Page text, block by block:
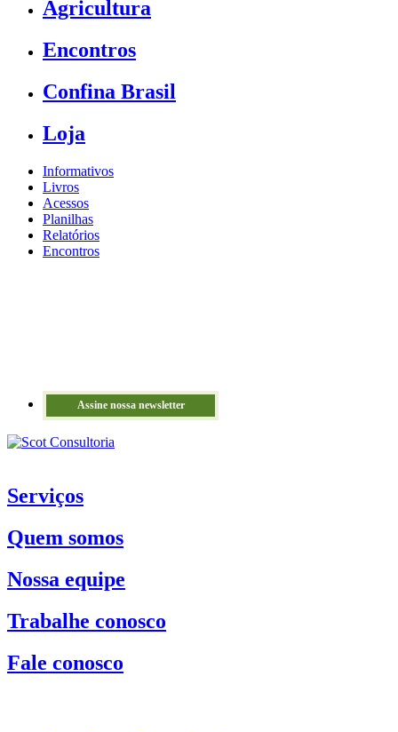
Agricultura
Encontros
Confina Brasil
Loja
Informativos
Livros
Acessos
Planilhas
Relatórios
Encontros
Assine nossa newsletter
Serviços
Quem somos
Nossa equipe
Trabalhe conosco
Fale conosco